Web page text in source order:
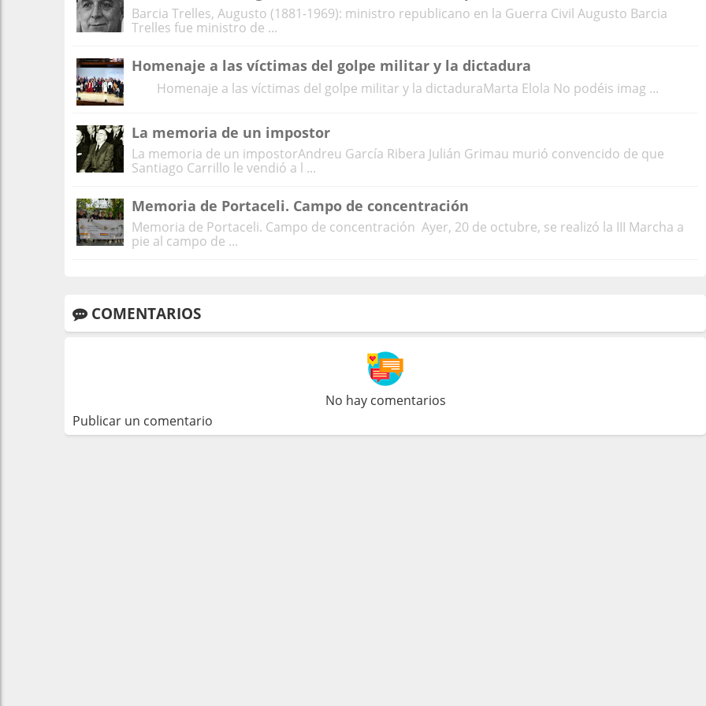
Barcia Trelles, Augusto (1881-1969): ministro republicano en la Guerra Civil Augusto Barcia
Trelles fue ministro de ...
Homenaje a las víctimas del golpe militar y la dictadura
Homenaje a las víctimas del golpe militar y la dictaduraMarta Elola No podéis imag ...
La memoria de un impostor
La memoria de un impostorAndreu García Ribera Julián Grimau murió convencido de que
Santiago Carrillo le vendió a l ...
Memoria de Portaceli. Campo de concentración
Memoria de Portaceli. Campo de concentración Ayer, 20 de octubre, se realizó la III Marcha a
pie al campo de ...
COMENTARIOS
No hay comentarios
Publicar un comentario